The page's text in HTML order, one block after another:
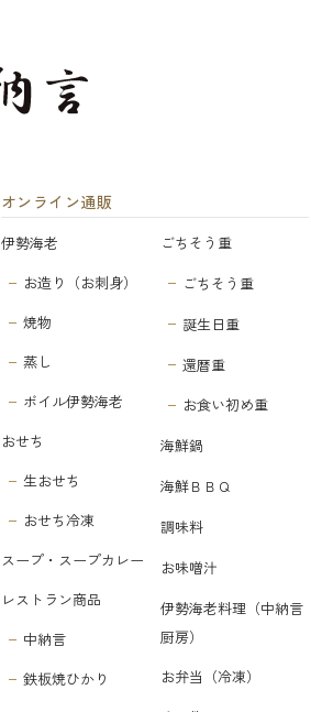
オンライン通販
伊勢海老
お造り（お刺身）
焼物
蒸し
ボイル伊勢海老
おせち
生おせち
おせち冷凍
スープ・スープカレー
レストラン商品
中納言
鉄板焼ひかり
ごちそう重
ごちそう重
誕生日重
還暦重
お食い初め重
海鮮鍋
海鮮ＢＢＱ
調味料
お味噌汁
伊勢海老料理（中納言
厨房）
お弁当（冷凍）